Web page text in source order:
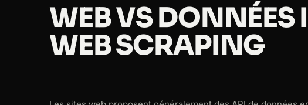
WEB VS DONNÉES
WEB SCRAPING